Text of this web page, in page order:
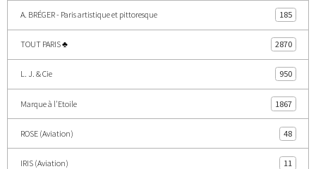
A. BRÉGER - Paris artistique et pittoresque 185
TOUT PARIS ♣ 2870
L. J. & Cie 950
Marque à l'Etoile 1867
ROSE (Aviation) 48
IRIS (Aviation) 11